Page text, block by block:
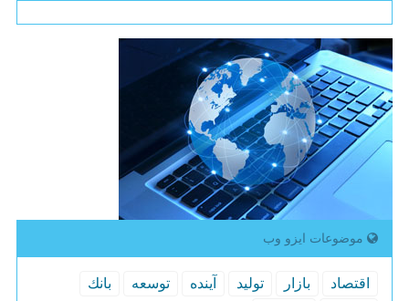
موضوعات ایزو وب
اقتصاد بازار تولید آینده توسعه
بانك